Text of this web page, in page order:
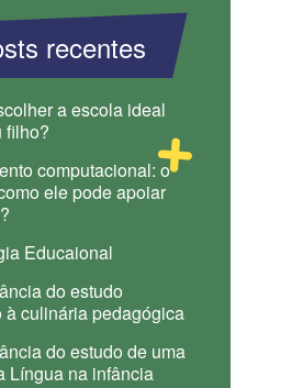
recentes
a escola ideal
filho?
computacional: o
ele pode apoiar
Educaional
do estudo
à culinária pedagógica
do estudo de uma
Língua na infância